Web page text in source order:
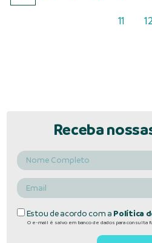
11
Receba
Estou de acordo com a Política
O e-mail é salvo em banco de dados para consulta